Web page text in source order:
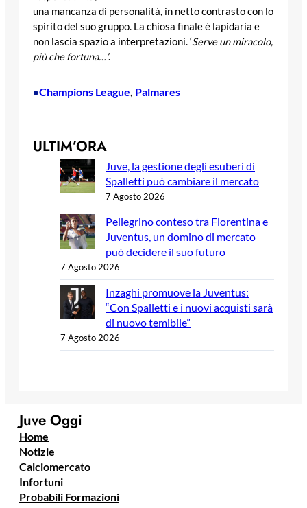
una mancanza di personalità, in netto contrasto con lo
spirito del suo gruppo. La chiosa finale è lapidaria e
non lascia spazio a interpretazioni. ‘Serve un miracolo,
più che fortuna…’.
•Champions League, Palmares
ULTIM’ORA
Juve, la gestione degli esuberi di
Spalletti può cambiare il mercato
7 Agosto 2026
Pellegrino conteso tra Fiorentina e
Juventus, un domino di mercato
può decidere il suo futuro
7 Agosto 2026
Inzaghi promuove la Juventus:
“Con Spalletti e i nuovi acquisti sarà
di nuovo temibile”
7 Agosto 2026
Juve Oggi
Home
Notizie
Calciomercato
Infortuni
Probabili Formazioni